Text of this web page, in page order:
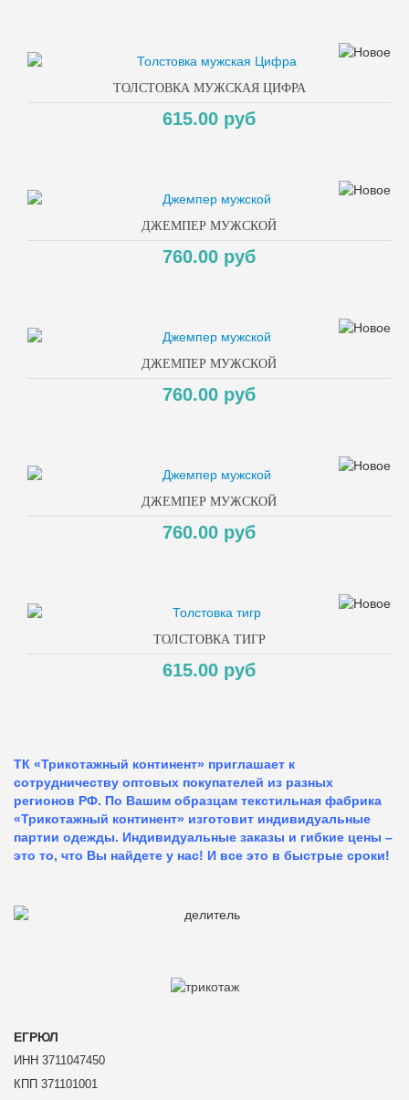
ТОЛСТОВКА МУЖСКАЯ ЦИФРА
615.00 руб
ДЖЕМПЕР МУЖСКОЙ
760.00 руб
ДЖЕМПЕР МУЖСКОЙ
760.00 руб
ДЖЕМПЕР МУЖСКОЙ
760.00 руб
ТОЛСТОВКА ТИГР
615.00 руб
ТК «Трикотажный континент» приглашает к
сотрудничеству оптовых покупателей из разных
регионов РФ. По Вашим образцам текстильная фабрика
«Трикотажный континент» изготовит индивидуальные
партии одежды. Индивидуальные заказы и гибкие цены –
это то, что Вы найдете у нас! И все это в быстрые сроки!
ЕГРЮЛ
ИНН 3711047450
КПП 371101001